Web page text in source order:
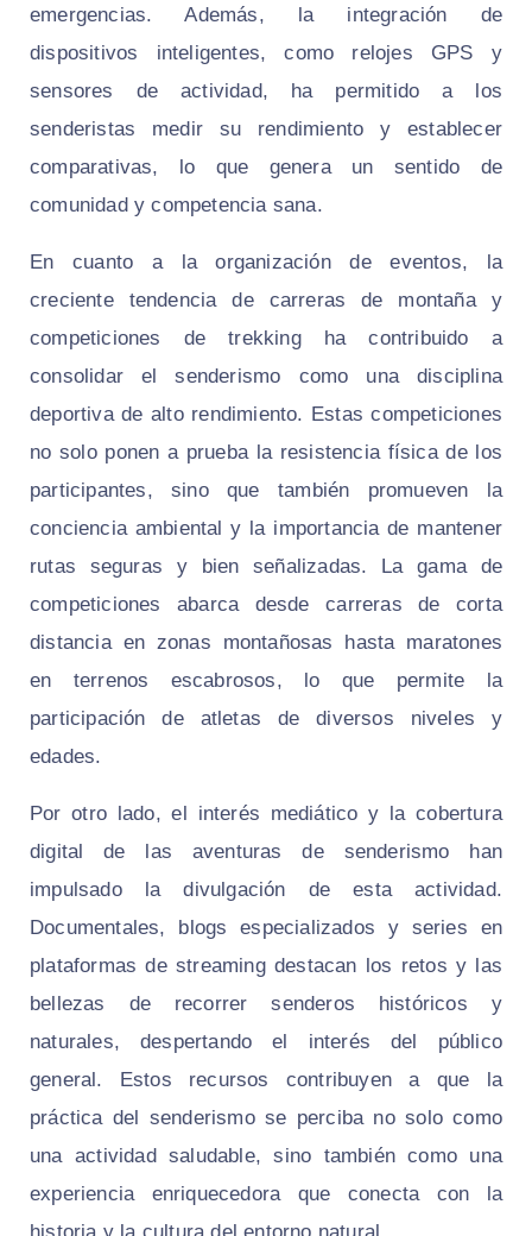
emergencias. Además, la integración de
dispositivos inteligentes, como relojes GPS y
sensores de actividad, ha permitido a los
senderistas medir su rendimiento y establecer
comparativas, lo que genera un sentido de
comunidad y competencia sana.
En cuanto a la organización de eventos, la
creciente tendencia de carreras de montaña y
competiciones de trekking ha contribuido a
consolidar el senderismo como una disciplina
deportiva de alto rendimiento. Estas competiciones
no solo ponen a prueba la resistencia física de los
participantes, sino que también promueven la
conciencia ambiental y la importancia de mantener
rutas seguras y bien señalizadas. La gama de
competiciones abarca desde carreras de corta
distancia en zonas montañosas hasta maratones
en terrenos escabrosos, lo que permite la
participación de atletas de diversos niveles y
edades.
Por otro lado, el interés mediático y la cobertura
digital de las aventuras de senderismo han
impulsado la divulgación de esta actividad.
Documentales, blogs especializados y series en
plataformas de streaming destacan los retos y las
bellezas de recorrer senderos históricos y
naturales, despertando el interés del público
general. Estos recursos contribuyen a que la
práctica del senderismo se perciba no solo como
una actividad saludable, sino también como una
experiencia enriquecedora que conecta con la